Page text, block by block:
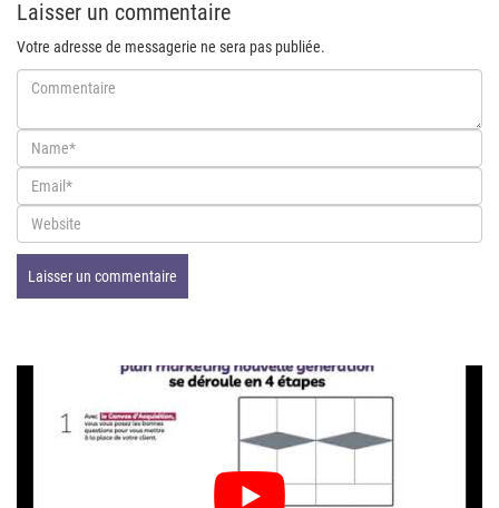
Laisser un commentaire
Votre adresse de messagerie ne sera pas publiée.